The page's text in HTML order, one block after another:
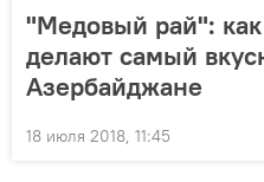
"Медовый рай":
делают самый
Азербайджане
18 июля 2018, 11:45